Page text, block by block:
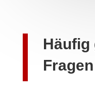
Häufig
Fragen